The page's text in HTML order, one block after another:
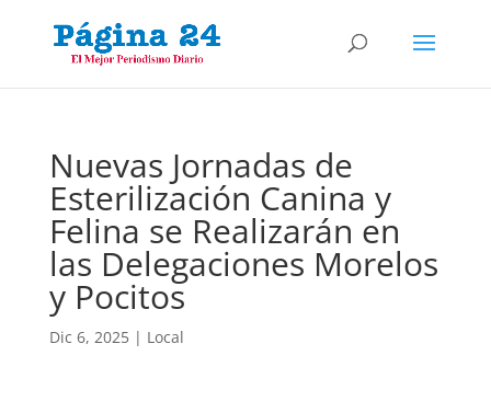
Nuevas Jornadas de
Esterilización Canina y
Felina se Realizarán en
las Delegaciones Morelos
y Pocitos
Dic 6, 2025| Local